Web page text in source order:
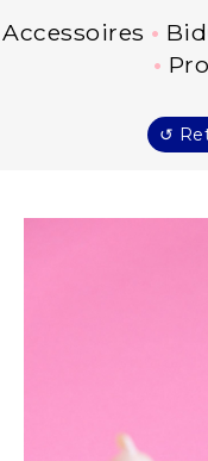
Accessoires
↺